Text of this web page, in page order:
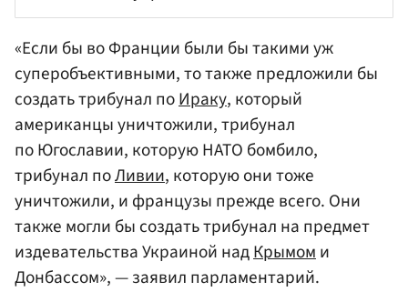
«Если бы во Франции были бы такими уж
суперобъективными, то также предложили бы
создать трибунал поИраку, который
американцы уничтожили, трибунал
по Югославии, которую НАТО бомбило,
трибунал поЛивии, которую они тоже
уничтожили, и французы прежде всего. Они
также могли бы создать трибунал на предмет
издевательства Украиной надКрымоми
Донбассом», — заявил парламентарий.